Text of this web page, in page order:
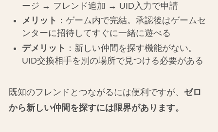
ージ → フレンド追加 → UID入力で申請
メリット ：ゲーム内で完結。承認後はゲームセ
ンターに招待してすぐに一緒に遊べる
デメリット ：新しい仲間を探す機能がない。
UID交換相手を別の場所で見つける必要がある
既知のフレンドとつながるには便利ですが、 ゼロ
から新しい仲間を探すには限界があります。